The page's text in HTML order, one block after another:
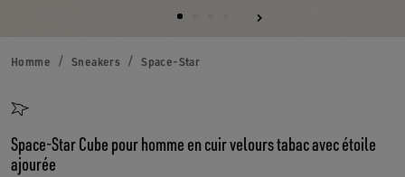
Homme Sneakers Space-Star
Space-Star Cube pour homme en cuir velours tabac avec étoile
ajourée